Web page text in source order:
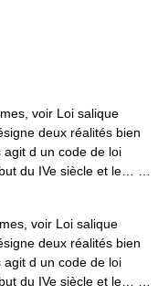
voir Loi salique
deux réalités bien
d un code de loi
du IVe siècle et le… …
voir Loi salique
deux réalités bien
d un code de loi
du IVe siècle et le… …